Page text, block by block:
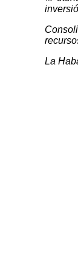
La